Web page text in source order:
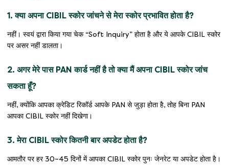
1. क्या अपना CIBIL स्कोर जांचने से मेरा स्कोर प्रभावित होता है?
नहीं। स्वयं द्वारा किया गया चेक “Soft Inquiry” होता है और ये आपके CIBIL स्कोर
पर असर नहीं डालता।
2. अगर मेरे पास PAN कार्ड नहीं है तो क्या मैं अपना CIBIL स्कोर जांच
सकता हूँ?
नहीं, क्योंकि आपका क्रेडिट रिकॉर्ड आपके PAN से जुड़ा होता है, तोह बिना PAN
आपका CIBIL स्कोर नहीं दिखेगा।
3. मेरा CIBIL स्कोर कितनी बार अपडेट होता है?
आमतौर पर हर 30–45 दिनों में आपका CIBIL स्कोर पुनः जेनरेट या अपडेट होता है।